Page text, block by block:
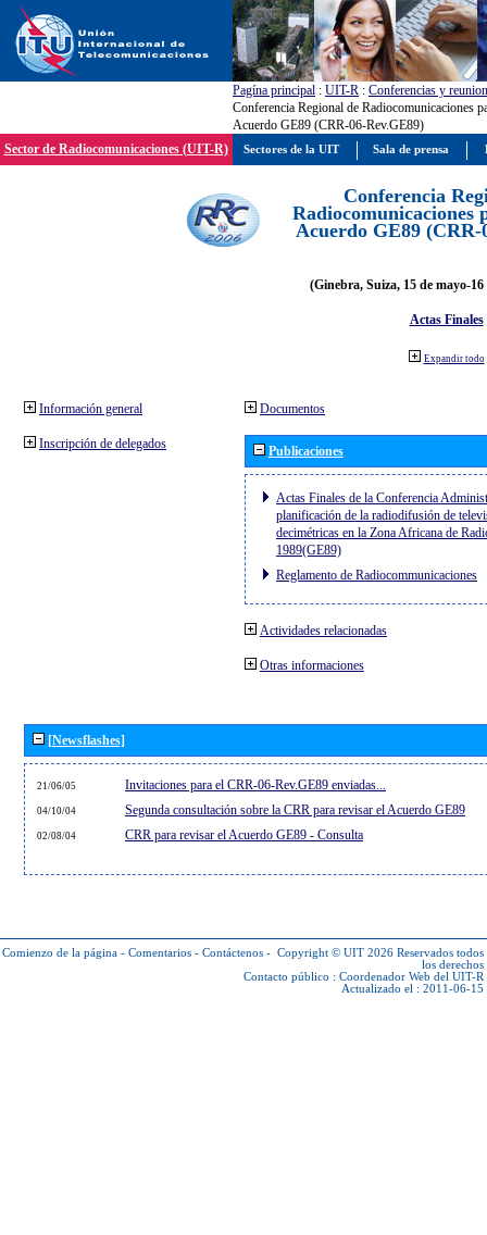
Pagína principal : UIT-R : Conferencias y
Conferencia Regional de Radiocomunicaciones
Acuerdo GE89 (CRR-06-Rev.GE89)
Sector de Radiocomunicaciones (UIT-R)
Conferencia
Radiocomunicaciones
Acuerdo GE89 (CRR-
(Ginebra, Suiza, 15 de mayo-
Actas Finales
Expandir todo
Información general
Inscripción de delegados
Documentos
Publicaciones
Actas Finales de la Conferencia
planificación de la radiodifusión de
decimétricas en la Zona Africana de
1989(GE89)
Reglamento de Radiocommunicaciones
Actividades relacionadas
Otras informaciones
[Newsflashes]
21/06/05 Invitaciones para el CRR-06-Rev.GE89 enviadas...
04/10/04 Segunda consultación sobre la CRR para revisar el Acuerdo GE89
02/08/04 CRR para revisar el Acuerdo GE89 - Consulta
Comienzo de la página - Comentarios - Contáctenos - Copyright © UIT 2026 Reservados todos
los derechos
Contacto público : Coordenador Web del UIT-R
Actualizado el : 2011-06-15
Sectores de la UIT Sala de prensa